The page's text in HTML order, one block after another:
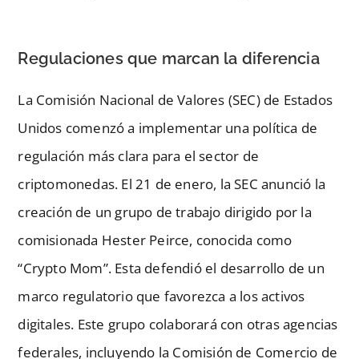
Regulaciones que marcan la diferencia
La Comisión Nacional de Valores (SEC) de Estados
Unidos comenzó a implementar una política de
regulación más clara para el sector de
criptomonedas. El 21 de enero, la SEC anunció la
creación de un grupo de trabajo dirigido por la
comisionada Hester Peirce, conocida como
“Crypto Mom”. Esta defendió el desarrollo de un
marco regulatorio que favorezca a los activos
digitales. Este grupo colaborará con otras agencias
federales, incluyendo la Comisión de Comercio de